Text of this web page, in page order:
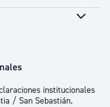
institucionales
/ San Sebastián.